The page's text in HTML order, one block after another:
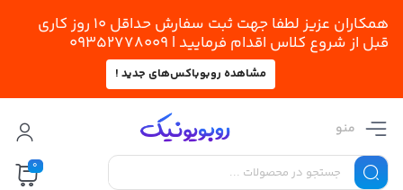
همکاران عزیز لطفا جهت ثبت سفارش حداقل 10 روز کاری
قبل از شروع کلاس اقدام فرمایید | 09352778009
مشاهده روبوباکس‌های جدید !
منو
0